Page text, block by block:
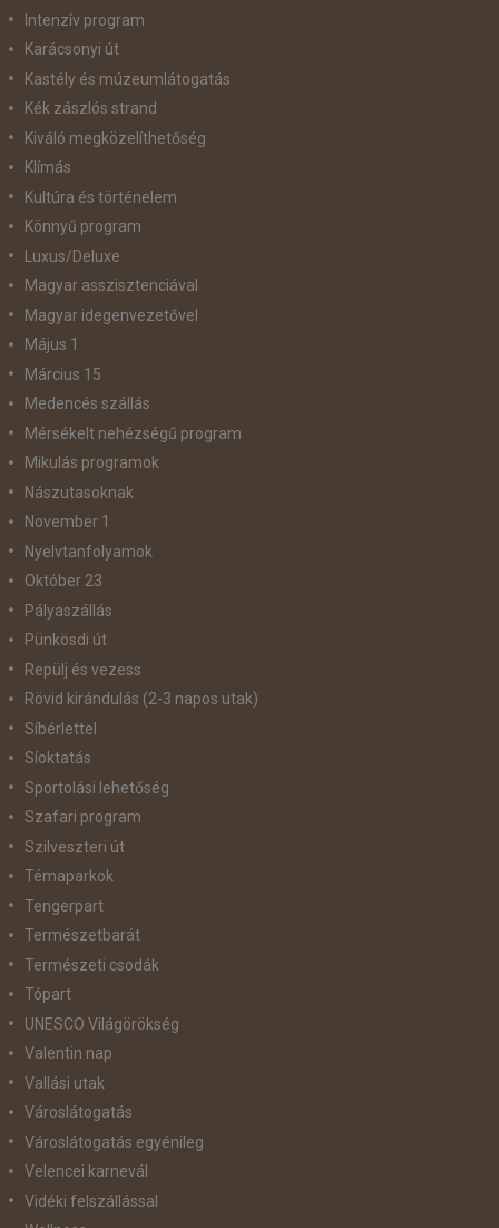
Intenzív program
Karácsonyi út
Kastély és múzeumlátogatás
Kék zászlós strand
Kiváló megközelíthetőség
Klímás
Kultúra és történelem
Könnyű program
Luxus/Deluxe
Magyar asszisztenciával
Magyar idegenvezetővel
Május 1
Március 15
Medencés szállás
Mérsékelt nehézségű program
Mikulás programok
Nászutasoknak
November 1
Nyelvtanfolyamok
Október 23
Pályaszállás
Pünkösdi út
Repülj és vezess
Rövid kirándulás (2-3 napos utak)
Síbérlettel
Síoktatás
Sportolási lehetőség
Szafari program
Szilveszteri út
Témaparkok
Tengerpart
Természetbarát
Természeti csodák
Tópart
UNESCO Világörökség
Valentin nap
Vallási utak
Városlátogatás
Városlátogatás egyénileg
Velencei karnevál
Vidéki felszállással